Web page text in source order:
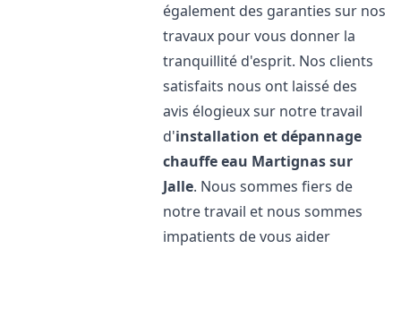
également des garanties sur nos
travaux pour vous donner la
tranquillité d'esprit. Nos clients
satisfaits nous ont laissé des
avis élogieux sur notre travail
d'installation et dépannage
chauffe eau Martignas sur
Jalle. Nous sommes fiers de
notre travail et nous sommes
impatients de vous aider